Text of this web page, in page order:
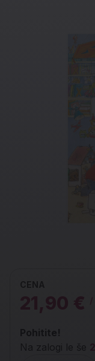
CENA
21,90 €
Pohitite!
Na zalogi le še